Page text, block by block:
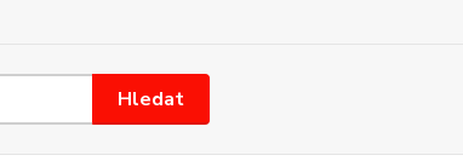
Hledat